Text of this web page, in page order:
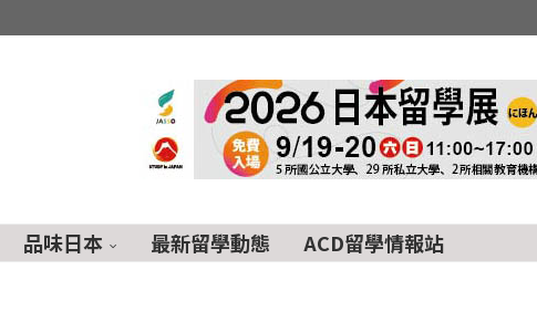
品味日本 最新留學動態 ACD留學情報站